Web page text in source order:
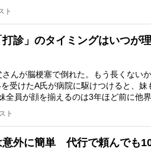
ト
診」のタイミングはいつが
さんが脳梗塞で倒れた。もう長くない
受けたA氏が病院に駆けつけると、妹
全員が顔を揃えるのは3年ほど前に他界
ト
意外に簡単 代行で頼んでも